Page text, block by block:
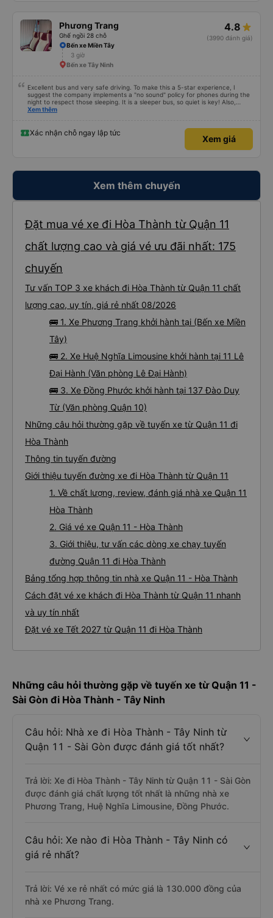
Phương Trang
Ghế ngồi 28 chỗ
4.8
(3990 đánh giá)
Bến xe Miền Tây
3 giờ
Bến xe Tây Ninh
Excellent bus and very safe driving. To make this a 5-star experience, I
suggest the company implements a "no sound" policy for phones during the
night to respect those sleeping. It is a sleeper bus, so quiet is key! Also,
please display the Wi-Fi password clearly inside the cabin for convenience. I
quy định rõ ràng về việc giữ im lặng (tắt âm thanh điện thoại) vào ban đêm
để tránh làm phiền hành khách khác ngủ. Ngoài ra, nhà xe nên dán sẵn mật
khẩu Wi-Fi trong xe để hành khách dễ dàng sử dụng. Tôi vẫn sẽ tiếp tục ủng
Xem thêm
Xác nhận chỗ ngay lập tức
Xem giá
Xem thêm chuyến
Đặt mua vé xe đi Hòa Thành từ Quận 11
chất lượng cao và giá vé ưu đãi nhất: 175
chuyến
Tư vấn TOP 3 xe khách đi Hòa Thành từ Quận 11 chất
lượng cao, uy tín, giá rẻ nhất 08/2026
🚌 1. Xe Phương Trang khởi hành tại (Bến xe Miền
Tây)
🚌 2. Xe Huệ Nghĩa Limousine khởi hành tại 11 Lê
Đại Hành (Văn phòng Lê Đại Hành)
🚌 3. Xe Đồng Phước khởi hành tại 137 Đào Duy
Từ (Văn phòng Quận 10)
Những câu hỏi thường gặp về tuyến xe từ Quận 11 đi
Hòa Thành
Thông tin tuyến đường
Giới thiệu tuyến đường xe đi Hòa Thành từ Quận 11
1. Về chất lượng, review, đánh giá nhà xe Quận 11
Hòa Thành
2. Giá vé xe Quận 11 - Hòa Thành
3. Giới thiệu, tư vấn các dòng xe chạy tuyến
đường Quận 11 đi Hòa Thành
Bảng tổng hợp thông tin nhà xe Quận 11 - Hòa Thành
Cách đặt vé xe khách đi Hòa Thành từ Quận 11 nhanh
và uy tín nhất
Đặt vé xe Tết 2027 từ Quận 11 đi Hòa Thành
Những câu hỏi thường gặp về tuyến xe từ Quận 11 -
Sài Gòn đi Hòa Thành - Tây Ninh
Câu hỏi: Nhà xe đi Hòa Thành - Tây Ninh từ
Quận 11 - Sài Gòn được đánh giá tốt nhất?
Trả lời: Xe đi Hòa Thành - Tây Ninh từ Quận 11 - Sài Gòn
được đánh giá chất lượng tốt nhất là những nhà xe
Phương Trang, Huệ Nghĩa Limousine, Đồng Phước.
Câu hỏi: Xe nào đi Hòa Thành - Tây Ninh có
giá rẻ nhất?
Trả lời: Vé xe rẻ nhất có mức giá là 130.000 đồng của
nhà xe Phương Trang.